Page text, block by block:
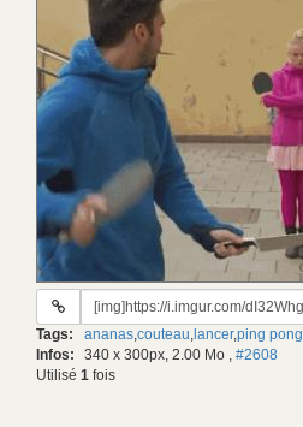
URL
gif:
Tags: ananas,couteau, lancer,ping pong
Infos: 340 x 300px, 2.00 Mo , #2608
Utilisé 1 fois